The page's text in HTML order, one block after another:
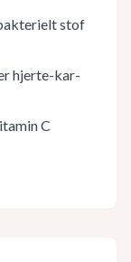
stof
hjerte-kar-
C